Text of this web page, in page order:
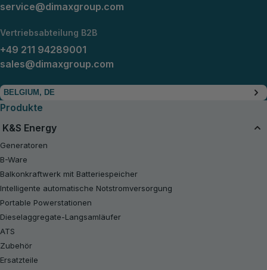
service@dimaxgroup.com
Vertriebsabteilung B2B
+49 211 94289001
sales@dimaxgroup.com
BELGIUM, DE
Produkte
K&S Energy
Generatoren
B-Ware
Balkonkraftwerk mit Batteriespeicher
Intelligente automatische Notstromversorgung
Portable Powerstationen
Dieselaggregate-Langsamläufer
ATS
Zubehör
Ersatzteile